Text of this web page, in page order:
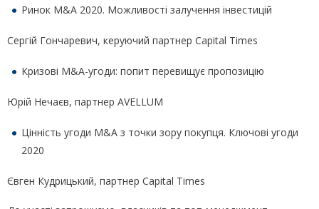
Ринок M&A 2020. Можливості залучення інвестицій
Сергій Гончаревич, керуючий партнер Capital Times
Кризові М&A-угоди: попит перевищує пропозицію
Юрій Нечаєв, партнер AVELLUM
Цінність угоди M&A з точки зору покупця. Ключові угоди
2020
Євген Кудрицький, партнер Capital Times